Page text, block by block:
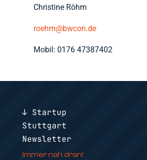
Christine Röhm
roehm@bwcon.de
Mobil: 0176 47387402
↓ Startup
Stuttgart
Newsletter
Immer nah dran!